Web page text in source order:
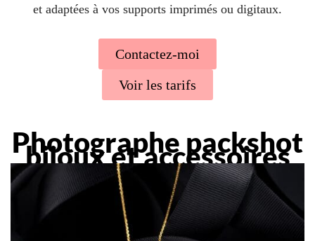
et adaptées à vos supports imprimés ou digitaux.
Contactez-moi
Voir les tarifs
Photographe packshot
bijoux et accessoires